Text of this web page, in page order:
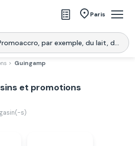
Paris
l'application
> Guingamp
et promotions
s)